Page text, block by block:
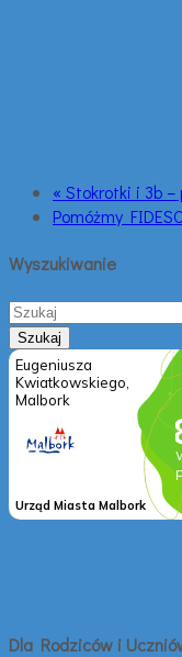
« Stokrotki i 3b
Pomóżmy
Wyszukiwanie
Dla Rodziców i